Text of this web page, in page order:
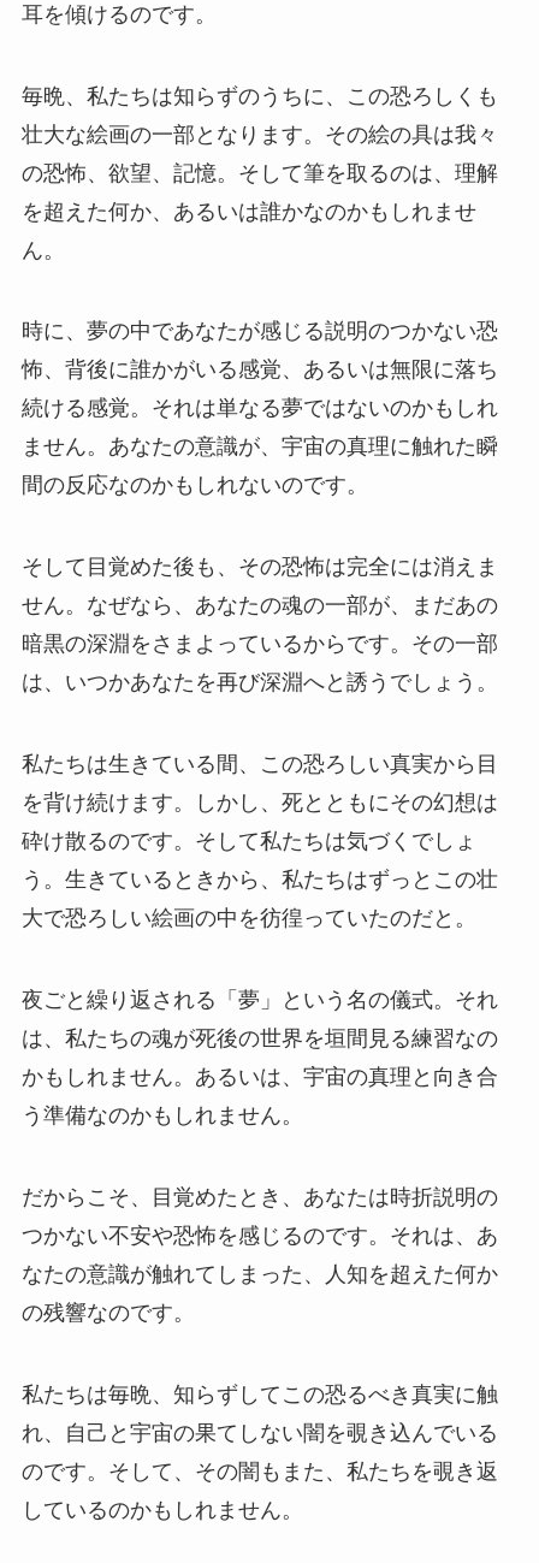
耳を傾けるのです。
毎晩、私たちは知らずのうちに、この恐ろしくも
壮大な絵画の一部となります。その絵の具は我々
の恐怖、欲望、記憶。そして筆を取るのは、理解
を超えた何か、あるいは誰かなのかもしれませ
ん。
時に、夢の中であなたが感じる説明のつかない恐
怖、背後に誰かがいる感覚、あるいは無限に落ち
続ける感覚。それは単なる夢ではないのかもしれ
ません。あなたの意識が、宇宙の真理に触れた瞬
間の反応なのかもしれないのです。
そして目覚めた後も、その恐怖は完全には消えま
せん。なぜなら、あなたの魂の一部が、まだあの
暗黒の深淵をさまよっているからです。その一部
は、いつかあなたを再び深淵へと誘うでしょう。
私たちは生きている間、この恐ろしい真実から目
を背け続けます。しかし、死とともにその幻想は
砕け散るのです。そして私たちは気づくでしょ
う。生きているときから、私たちはずっとこの壮
大で恐ろしい絵画の中を彷徨っていたのだと。
夜ごと繰り返される「夢」という名の儀式。それ
は、私たちの魂が死後の世界を垣間見る練習なの
かもしれません。あるいは、宇宙の真理と向き合
う準備なのかもしれません。
だからこそ、目覚めたとき、あなたは時折説明の
つかない不安や恐怖を感じるのです。それは、あ
なたの意識が触れてしまった、人知を超えた何か
の残響なのです。
私たちは毎晩、知らずしてこの恐るべき真実に触
れ、自己と宇宙の果てしない闇を覗き込んでいる
のです。そして、その闇もまた、私たちを覗き返
しているのかもしれません。